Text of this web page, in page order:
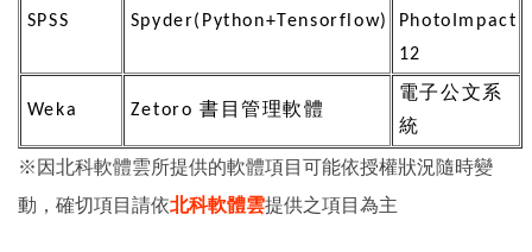
SPSS Spyder(Python+Tensorflow)
PhotoImpact
12
Weka Zetoro 書目管理軟體
電子公文系
統
※因北科軟體雲所提供的軟體項目可能依授權狀況隨時變
動，確切項目請依北科軟體雲提供之項目為主